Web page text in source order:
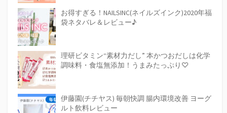
お得すぎる！NAILSINC(ネイルズインク)2020年福
袋ネタバレ＆レビュー♪
理研ビタミン“素材力だし” 本かつおだしは化学
調味料・食塩無添加！うまみたっぷり♡
伊藤園(チチヤス) 毎朝快調 腸内環境改善 ヨーグ
ルト飲料レビュー